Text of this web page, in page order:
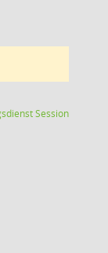
Session(Wird in